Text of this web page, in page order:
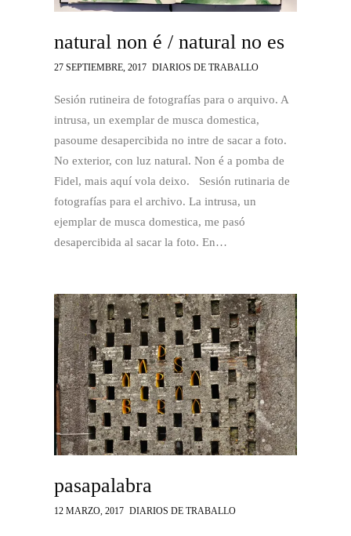
natural non é / natural no es
27 SEPTIEMBRE, 2017 DIARIOS DE TRABALLO
Sesión rutineira de fotografías para o arquivo. A
intrusa, un exemplar de musca domestica,
pasoume desapercibida no intre de sacar a foto.
No exterior, con luz natural. Non é a pomba de
Fidel, mais aquí vola deixo. Sesión rutinaria de
fotografías para el archivo. La intrusa, un
ejemplar de musca domestica, me pasó
desapercibida al sacar la foto. En…
pasapalabra
12 MARZO, 2017 DIARIOS DE TRABALLO